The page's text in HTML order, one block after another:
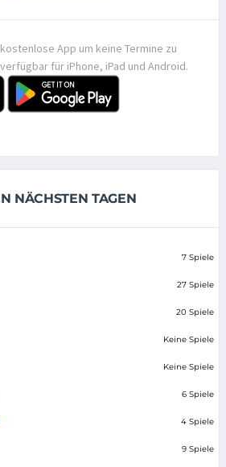
App um keine Termine zu
für iPhone, iPad und Android.
NÄCHSTEN TAGEN
7 Spiele
27 Spiele
20 Spiele
Keine Spiele
Keine Spiele
6 Spiele
4 Spiele
9 Spiele